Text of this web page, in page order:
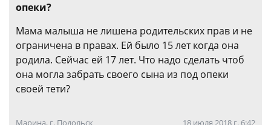
опеки?
Мама малыша не лишена родительских прав и не
ограничена в правах. Ей было 15 лет когда она
родила. Сейчас ей 17 лет. Что надо сделать чтоб
она могла забрать своего сына из под опеки
своей тети?
Марина, г. Подольск 18 июля 2018 г. 6:42